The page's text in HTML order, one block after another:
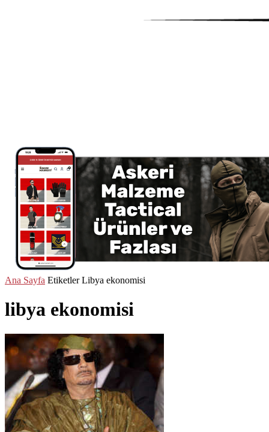
Ana Sayfa Etiketler Libya ekonomisi
libya ekonomisi